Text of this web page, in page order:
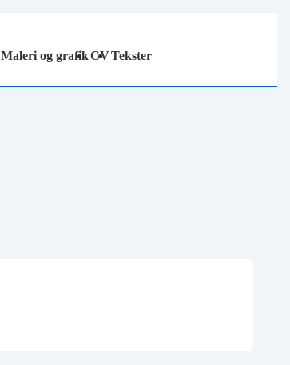
Maleri og grafikCVTekster